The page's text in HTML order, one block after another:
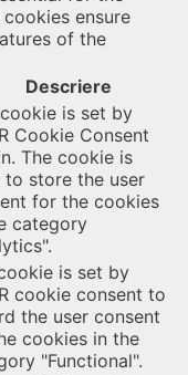
ensure
of the
Descriere
is set by
Cookie Consent
The cookie is
to store the user
for the cookies
category
is set by
cookie consent to
the user consent
cookies in the
"Functional".